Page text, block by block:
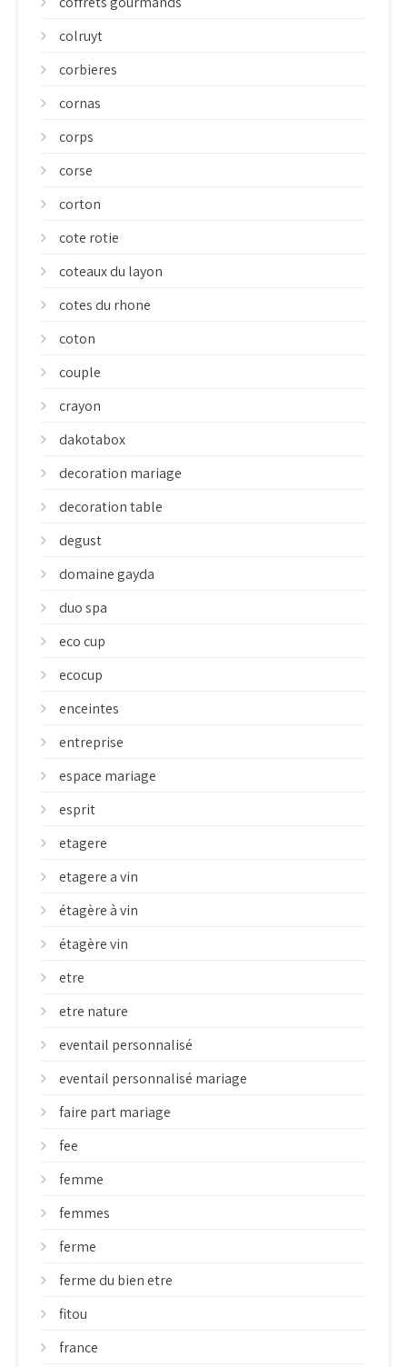
colruyt
corbieres
cornas
corps
corse
corton
cote rotie
coteaux du layon
cotes du rhone
coton
couple
crayon
dakotabox
decoration mariage
decoration table
degust
domaine gayda
duo spa
eco cup
ecocup
enceintes
entreprise
espace mariage
esprit
etagere
etagere a vin
étagère à vin
étagère vin
etre
etre nature
eventail personnalisé
eventail personnalisé mariage
faire part mariage
fee
femme
femmes
ferme
ferme du bien etre
fitou
france